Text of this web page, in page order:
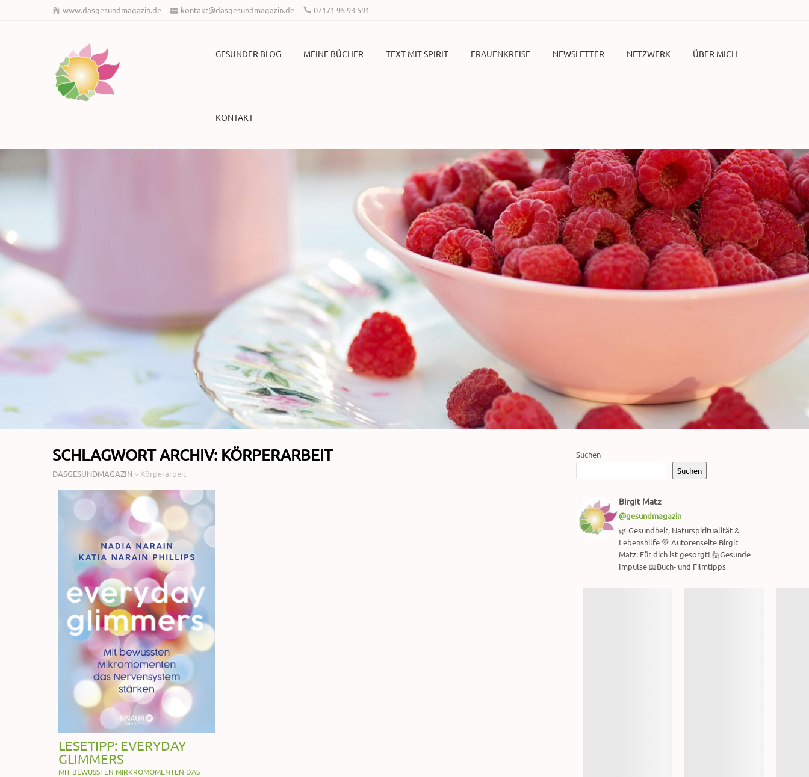
www.dasgesundmagazin.de kontakt@dasgesundmagazin.de 07171 95 93 591
GESUNDER BLOG MEINE BÜCHER TEXT MIT SPIRIT FRAUENKREISE NEWSLETTER NETZWERK ÜBER MICH
KONTAKT
SCHLAGWORT ARCHIV: KÖRPERARBEIT
DASGESUNDMAGAZIN > Körperarbeit
LESETIPP: EVERYDAY
GLIMMERS
MIT BEWUSSTEN MIRKROMOMENTEN DAS
Suchen
Suchen
Birgit Matz
@gesundmagazin
🌿 Gesundheit, Naturspiritualität &
Lebenshilfe 💚 Autorenseite Birgit
Matz: Für dich ist gesorgt! 🙋Gesunde
Impulse 📖Buch- und Filmtipps